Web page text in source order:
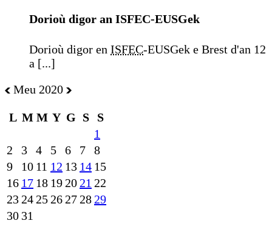
Dorioù digor an ISFEC-EUSGek
Dorioù digor en ISFEC-EUSGek e Brest d'an 12
a [...]
Meu 2020
L M M Y G S
S
1
2
3 4 5 6 7
8
9
10 11 12 13 14 15
16 17 18 19 20 21 22
23 24 25 26 27 28 29
30 31